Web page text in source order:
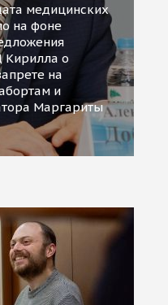
медицинских
на фоне
Кирилла о
на
и
Маргариты